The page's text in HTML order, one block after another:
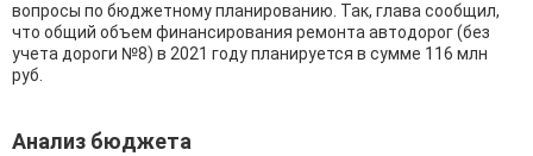
вопросы по бюджетному планированию. Так, глава сообщил,
что общий объем финансирования ремонта автодорог (без
учета дороги №8) в 2021 году планируется в сумме 116 млн
руб.
Анализ бюджета